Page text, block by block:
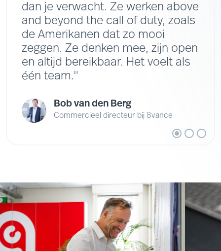
dan je verwacht. Ze werken above
and beyond the call of duty, zoals
de Amerikanen dat zo mooi
zeggen. Ze denken mee, zijn open
en altijd bereikbaar. Het voelt als
één team."
Bob van den Berg
Commercieel directeur bij 8vance